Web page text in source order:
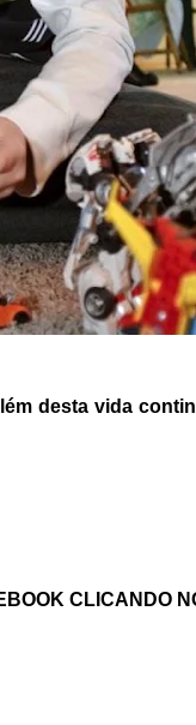
desta vida
CLICANDO